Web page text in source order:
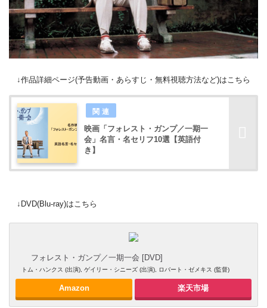
↓作品詳細ページ(予告動画・あらすじ・無料視聴方法など)はこちら
映画「フォレスト・ガンプ／一期一
会」名言・名セリフ10選【英語付
き】
↓DVD(Blu-ray)はこちら
フォレスト・ガンプ／一期一会 [DVD]
トム・ハンクス (出演), ゲイリー・シニーズ (出演), ロバート・ゼメキス (監督)
Amazon 楽天市場